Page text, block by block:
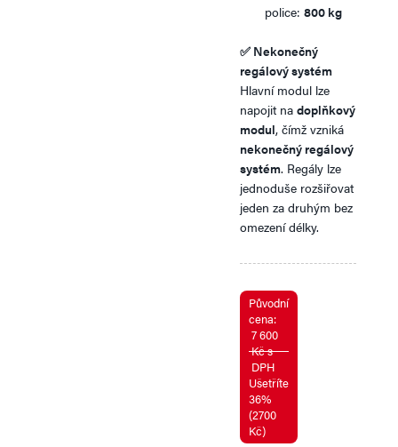
police: 800 kg
✅ Nekonečný
regálový systém
Hlavní modul lze
napojit na doplňkový
modul, čímž vzniká
nekonečný regálový
systém. Regály lze
jednoduše rozšiřovat
jeden za druhým bez
omezení délky.
Původní
cena:
7 600
Kč s
DPH
Ušetříte
36%
(2700
Kč)